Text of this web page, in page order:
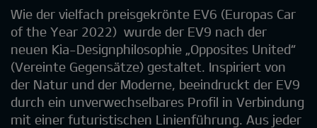
Wie der vielfach preisgekrönte EV6 (Europas Car
of the Year 2022) wurde der EV9 nach der
neuen Kia-Designphilosophie „Opposites United“
(Vereinte Gegensätze) gestaltet. Inspiriert von
der Natur und der Moderne, beeindruckt der EV9
durch ein unverwechselbares Profil in Verbindung
mit einer futuristischen Linienführung. Aus jeder